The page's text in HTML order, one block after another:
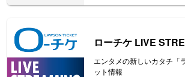
ローチケ LIVE
エンタメの新しいカタチ「
ット情報